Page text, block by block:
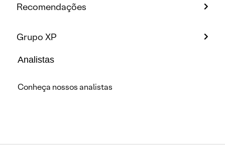
Recomendações
Grupo XP
Analistas
Conheça nossos analistas